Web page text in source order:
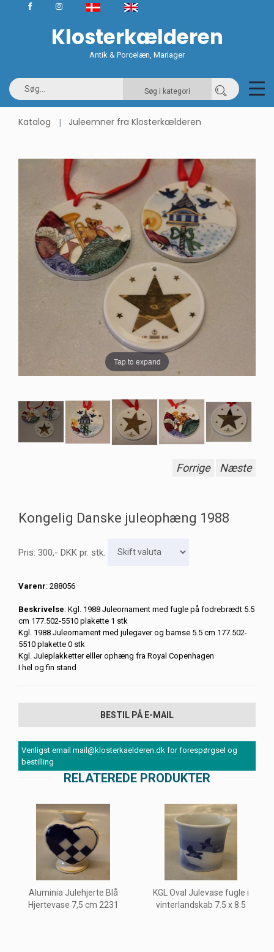
Klosterkælderen
Antik & Porcelæn, Mariager
Søg i kategori
Katalog Juleemner fra Klosterkælderen
Tap to expand
Forrige Næste
Kongelig Danske juleophæng 1988
Pris: 300,- DKK pr. stk.
Varenr: 288056
Beskrivelse: Kgl. 1988 Juleornament med fugle på fodrebrædt 5.5
cm 177.502-5510 plakette 1 stk
Kgl. 1988 Juleornament med julegaver og bamse 5.5 cm 177.502-
5510 plakette 0 stk
Kgl. Juleplakketter elller ophæng fra Royal Copenhagen
I hel og fin stand
BESTIL PÅ E-MAIL
Venligst email mail@klosterkaelderen.dk for forespørgsel og
bestilling
RELATEREDE PRODUKTER
Aluminia Julehjerte Blå
Hjertevase 7,5 cm 2231
KGL Oval Julevase fugle i
vinterlandskab 7.5 x 8.5